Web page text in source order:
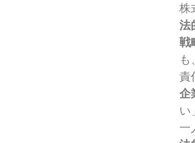
株
法
戦
責
企
い
一